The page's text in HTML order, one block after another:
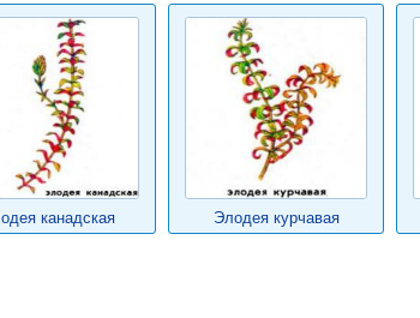
канадская Элодея курчавая